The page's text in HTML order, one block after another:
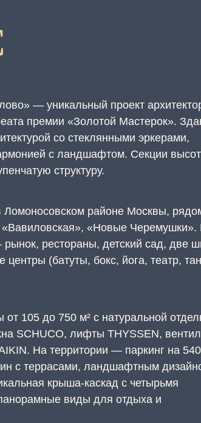
— уникальный проект
премии «Золотой Мастерок».
со стеклянными эркерами,
с ландшафтом. Секции
структуру.
Ломоносовском районе Москвы,
«Новые Черемушки».
рестораны, детский сад, две
центры (батуты, бокс, йога, театр,
105 до 750 м² с натуральной
SCHUCO, лифты THYSSEN,
На территории — паркинг на
с террасами, ландшафтным
крыша-каскад с четырьмя
виды для отдыха и